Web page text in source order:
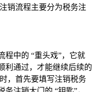
销流程主要分为税务注
程中的 “重头戏”，它就
利通过，才能继续后续的
，首先要填写注销税务